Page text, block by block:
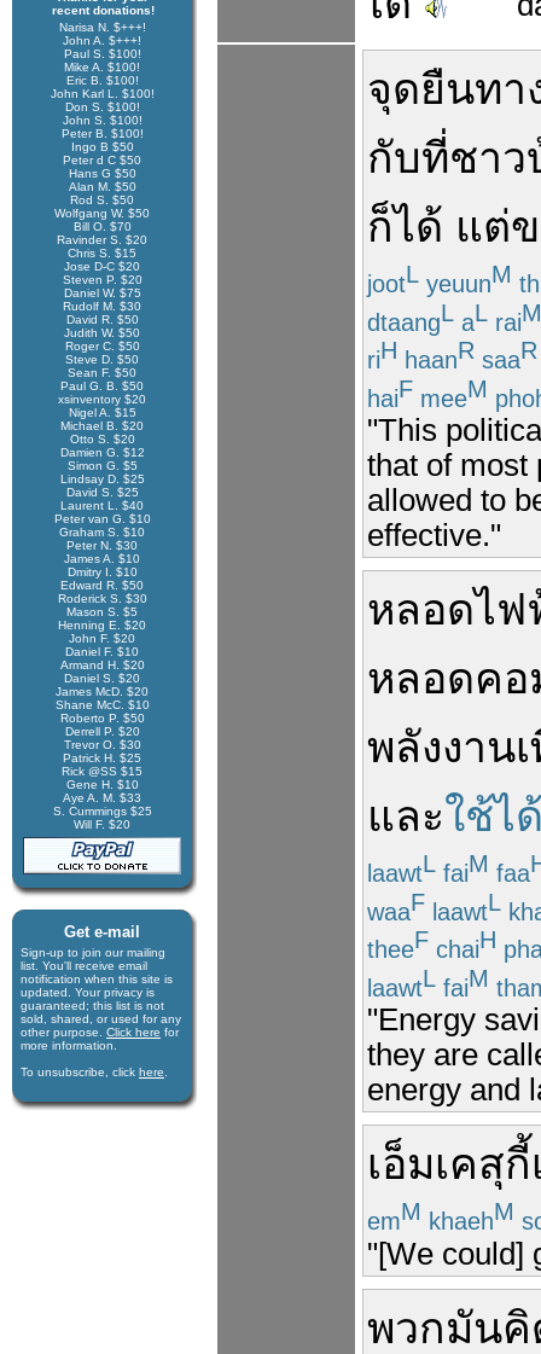
recent donations!
Narisa N. $+++!
John A. $+++!
Paul S. $100!
Mike A. $100!
Eric B. $100!
John Karl L. $100!
Don S. $100!
John S. $100!
Peter B. $100!
Ingo B $50
Peter d C $50
Hans G $50
Alan M. $50
Rod S. $50
Wolfgang W. $50
Bill O. $70
Ravinder S. $20
Chris S. $15
Jose D-C $20
Steven P. $20
Daniel W. $75
Rudolf M. $30
David R. $50
Judith W. $50
Roger C. $50
Steve D. $50
Sean F. $50
Paul G. B. $50
xsinventory $20
Nigel A. $15
Michael B. $20
Otto S. $20
Damien G. $12
Simon G. $5
Lindsay D. $25
David S. $25
Laurent L. $40
Peter van G. $10
Graham S. $10
Peter N. $30
James A. $10
Dmitry I. $10
Edward R. $50
Roderick S. $30
Mason S. $5
Henning E. $20
John F. $20
Daniel F. $10
Armand H. $20
Daniel S. $20
James McD. $20
Shane McC. $10
Roberto P. $50
Derrell P. $20
Trevor O. $30
Patrick H. $25
Rick @SS $15
Gene H. $10
Aye A. M. $33
S. Cummings $25
Will F. $20
Get e-mail
Sign-up to join our mail­ing
list. You'll receive e­mail
notification when this site is
updated. Your privacy is
guaran­teed; this list is not
sold, shared, or used for any
other purpose. Click here for
more infor­mation.
To unsubscribe, click here
จุดยืนทา
กับที่ชาว
ก็ได้ แต่
jootL yeuunM
dtaangL aL raiM
riH haanR saaR
haiF meeM
"This
that of most
allowed to
effective."
หลอดไฟ
หลอดคอ
พลังงาน
และใช้ไ
laawtL faiM faa
waaF laawtL
theeF chaiH
laawtL faiM
"Energy
they are
energy and
เอ็มเคสุกี้
emM khaehM
"[We could]
พวกมัน